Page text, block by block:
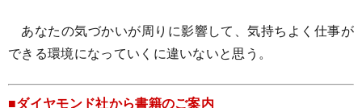
あなたの気づかいが周りに影響して、気持ちよく仕事が
できる環境になっていくに違いないと思う。
■ダイヤモンド社から書籍のご案内